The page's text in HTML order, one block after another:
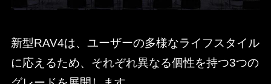
新型RAV4は、ユーザーの多様なライフスタイル
に応えるため、それぞれ異なる個性を持つ3つの